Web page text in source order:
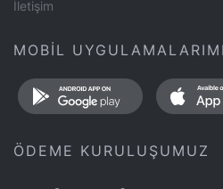
İletişim
MOBİL
ÖDEME KURULUŞUMUZ